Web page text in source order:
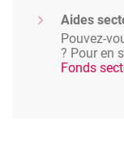
Aides
Pouvez-
? Pour en
Fonds